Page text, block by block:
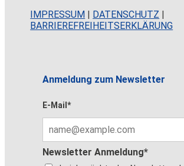
IMPRESSUM | DATENSCHUTZ |
BARRIEREFREIHEITSERKLÄRUNG
Anmeldung zum Newsletter
E-Mail*
Newsletter Anmeldung*